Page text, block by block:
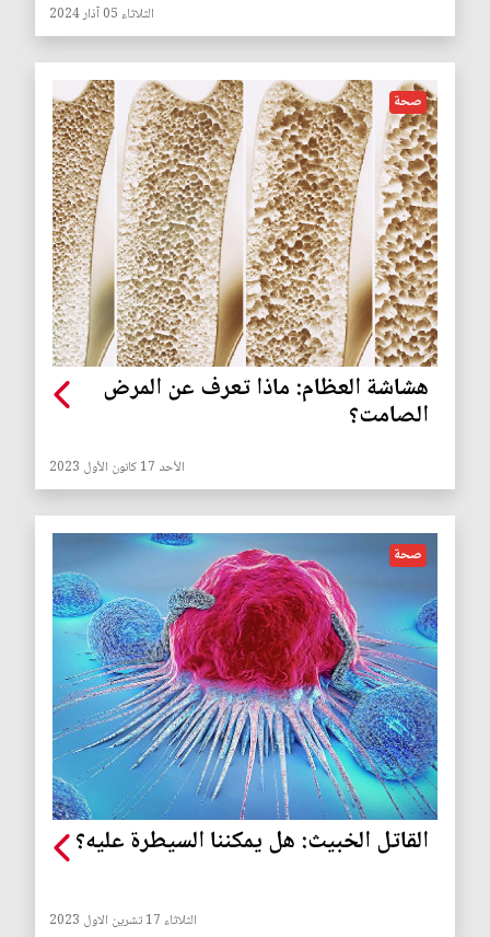
الثلاثاء 05 آذار 2024
صحة
هشاشة العظام: ماذا تعرف عن المرض
الصامت؟
الأحد 17 كانون الأول 2023
صحة
القاتل الخبيث: هل يمكننا السيطرة عليه؟
الثلاثاء 17 تشرين الاول 2023